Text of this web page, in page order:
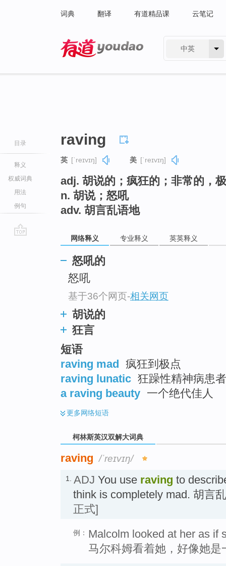
词典 翻译 有道精品课 云笔记
中英
目录
释义
权威词典
用法
例句
raving
英 [ˈreɪvɪŋ] 美 [ˈreɪvɪŋ]
adj. 胡说的；疯狂的；非常的，
n. 胡说；怒吼
adv. 胡言乱语地
网络释义 专业释义 英英释义
怒吼的
怒吼
基于36个网页-相关网页
胡说的
狂言
短语
raving mad
疯狂到极点
raving lunatic 狂躁性精神病患者
a raving beauty 一个绝代佳人
更多网络短语
柯林斯英汉双解大词典
raving /ˈreɪvɪŋ/
1. ADJ You use raving to
think is completely mad. 胡言
正式]
例： Malcolm looked at her as if
马尔科姆看着她，好像她